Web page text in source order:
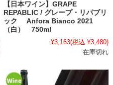
【日本ワイン】GRAPE
REPABLIC / グレープ・リパブリ
ック Anfora Bianco 2021
（白） 750ml
¥3,163(税込 ¥3,480)
在庫切れ